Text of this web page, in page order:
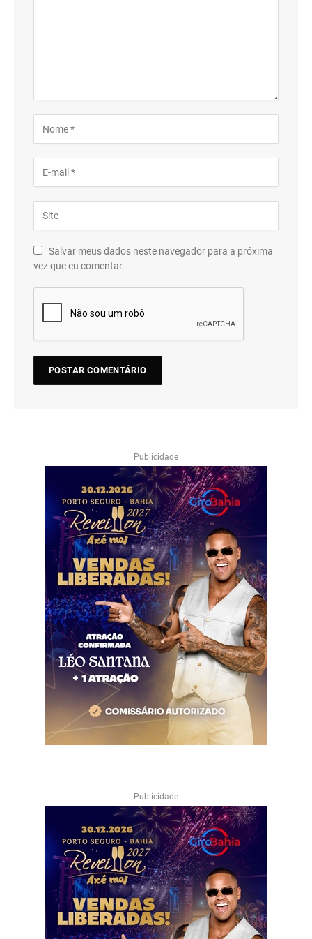
Salvar meus dados neste navegador para a próxima
vez que eu comentar.
Publicidade
Publicidade